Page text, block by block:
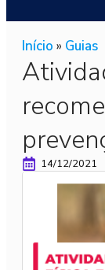
Início » Guias
14/12/2021